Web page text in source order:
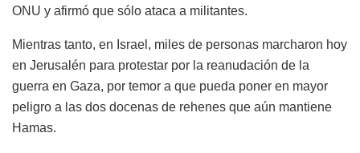
ONU y afirmó que sólo ataca a militantes.
Mientras tanto, en Israel, miles de personas marcharon hoy
en Jerusalén para protestar por la reanudación de la
guerra en Gaza, por temor a que pueda poner en mayor
peligro a las dos docenas de rehenes que aún mantiene
Hamas.